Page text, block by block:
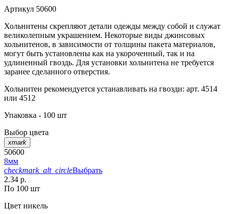
Артикул 50600
Хольнитены скрепляют детали одежды между собой и служат
великолепным украшением. Некоторые виды джинсовых
хольнитенов, в зависимости от толщины пакета материалов,
могут быть установлены как на укороченный, так и на
удлиненный гвоздь. Для установки хольнитена не требуется
заранее сделанного отверстия.
Хольнитен рекомендуется устанавливать на гвозди: арт. 4514
или 4512
Упаковка - 100 шт
Выбор цвета
xmark
50600
8мм
checkmark_alt_circleВыбрать
2.34 р.
По 100 шт
Цвет никель